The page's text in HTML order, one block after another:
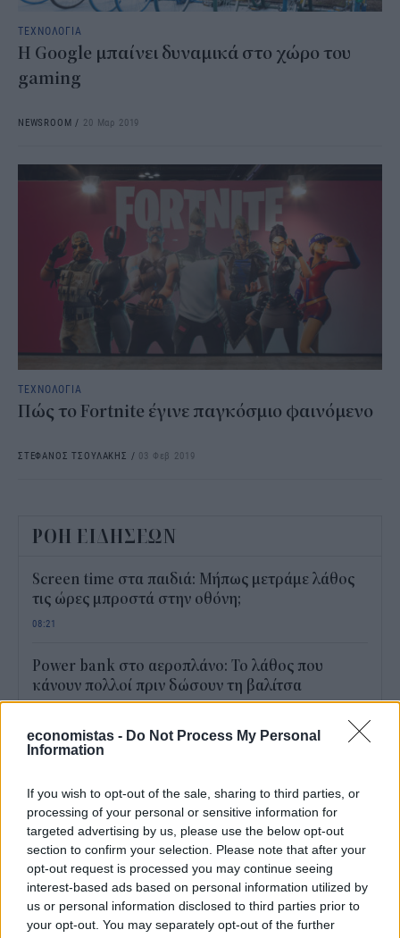
economistas - Do Not Process My Personal
Information
If you wish to opt-out of the sale, sharing to third parties, or
processing of your personal or sensitive information for
targeted advertising by us, please use the below opt-out
section to confirm your selection. Please note that after your
opt-out request is processed you may continue seeing
interest-based ads based on personal information utilized by
us or personal information disclosed to third parties prior to
your opt-out. You may separately opt-out of the further
ΤΕΧΝΟΛΟΓΙΑ
Η Google μπαίνει δυναμικά στο χώρο του
gaming
NEWSROOM / 20 Μαρ 2019
ΤΕΧΝΟΛΟΓΙΑ
Πώς το Fortnite έγινε παγκόσμιο φαινόμενο
ΣΤΕΦΑΝΟΣ ΤΣΟΥΛΑΚΗΣ / 03 Φεβ 2019
ΡΟΗ ΕΙΔΗΣΕΩΝ
Screen time στα παιδιά: Μήπως μετράμε λάθος
τις ώρες μπροστά στην οθόνη;
08:21
Power bank στο αεροπλάνο: Το λάθος που
κάνουν πολλοί πριν δώσουν τη βαλίτσα
Επίδομα παιδιού Α21: Πότε θα πληρωθεί μετά το
08:00
Τι λέει το βιβλίο που διαβάζεις το καλοκαίρι για
εσένα
15:33
Humanity Greece: 24ωρη στήριξη στα πύρινα